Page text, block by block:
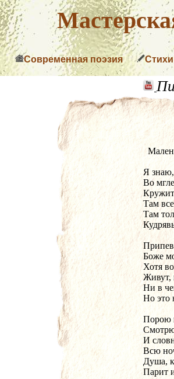
Современная поэзия Стихи
Я знаю,
Во
Кружит
Там
Там
Припев
Боже
Хотя
Живут,
Ни в
Но это
Порою
И
Всю
Душа,
Парит